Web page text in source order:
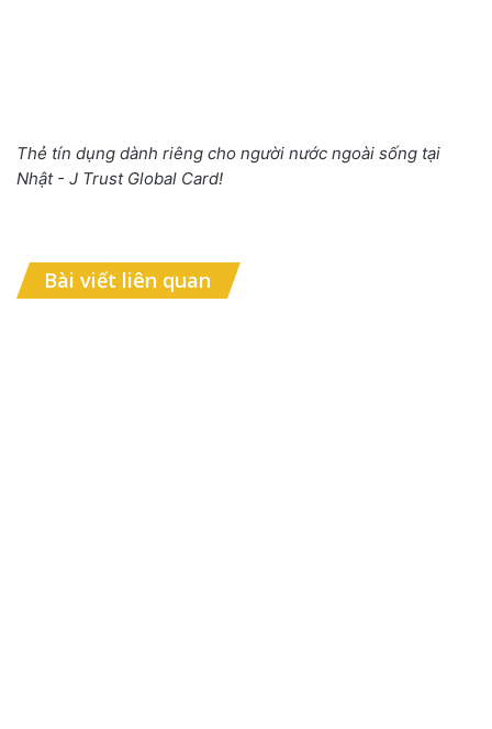
Thẻ tín dụng dành riêng cho người nước ngoài sống tại
Nhật - J Trust Global Card!
Bài viết liên quan